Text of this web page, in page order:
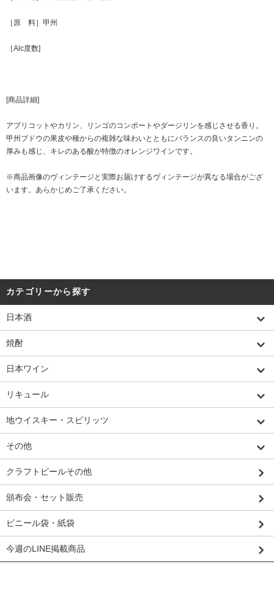
［原 料］甲州
［Alc度数]
[商品詳細]
アプリコットやカリン、リンゴのコンポートやダージリンを感じさせる香り。
甲州ブドウの果皮や種からの複雑な味わいとともにバランスの良いタンニンの
厚みも感じ、キレのある酸が特徴のオレンジワインです。
※商品画像のヴィンテージと実際お届けするヴィンテージが異なる場合がござ
います。あらかじめご了承ください。
カテゴリーから探す
日本酒
焼酎
日本ワイン
リキュール
地ウイスキー・スピリッツ
その他
クラフトビールその他
頒布会・セット販売
ビニール袋・紙袋
今週のLINE掲載商品